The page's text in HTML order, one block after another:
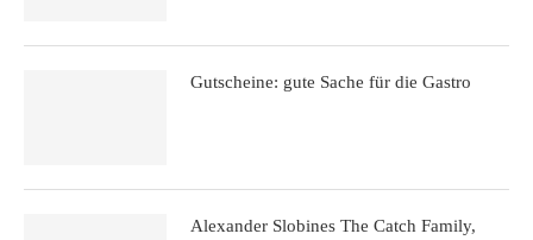
Gutscheine: gute Sache für die Gastro
Alexander Slobines The Catch Family,